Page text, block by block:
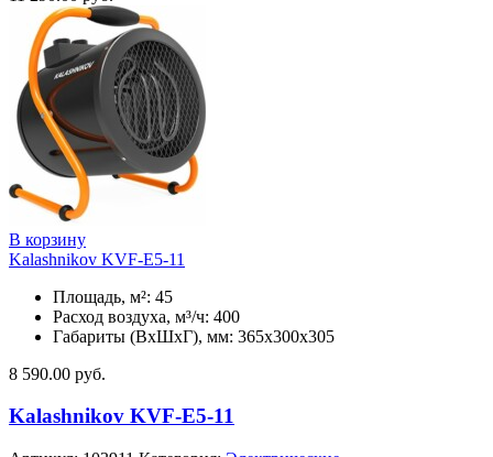
В корзину
Kalashnikov KVF-E5-11
Площадь, м²: 45
Расход воздуха, м³/ч: 400
Габариты (ВхШхГ), мм: 365x300x305
8 590.00 руб.
Kalashnikov KVF-E5-11